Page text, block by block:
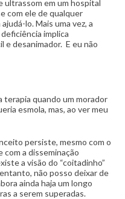
ultrassom em um hospital
com ele de qualquer
lo. Mais uma vez, a
implica
desanimador. E eu não
terapia quando um morador
esmola, mas, ao ver meu
persiste, mesmo com o
a disseminação
a visão do “coitadinho”
não posso deixar de
ainda haja um longo
a serem superadas.